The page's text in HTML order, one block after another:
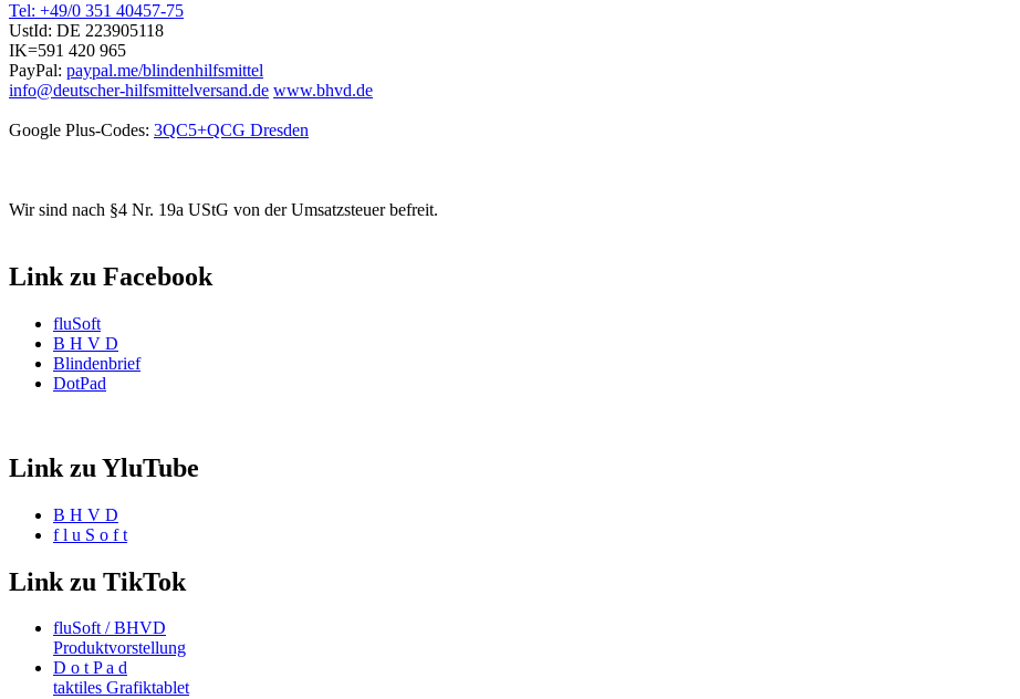
Tel: +49/0 351 40457-75
UstId: DE 223905118
IK=591 420 965
PayPal: paypal.me/blindenhilfsmittel
info@deutscher-hilfsmittelversand.de www.bhvd.de
Google Plus-Codes: 3QC5+QCG Dresden
Wir sind nach §4 Nr. 19a UStG von der Umsatzsteuer befreit.
Link zu Facebook
fluSoft
B H V D
Blindenbrief
DotPad
Link zu YluTube
B H V D
f l u S o f t
Link zu TikTok
fluSoft / BHVD
Produktvorstellung
D o t P a d
taktiles Grafiktablet